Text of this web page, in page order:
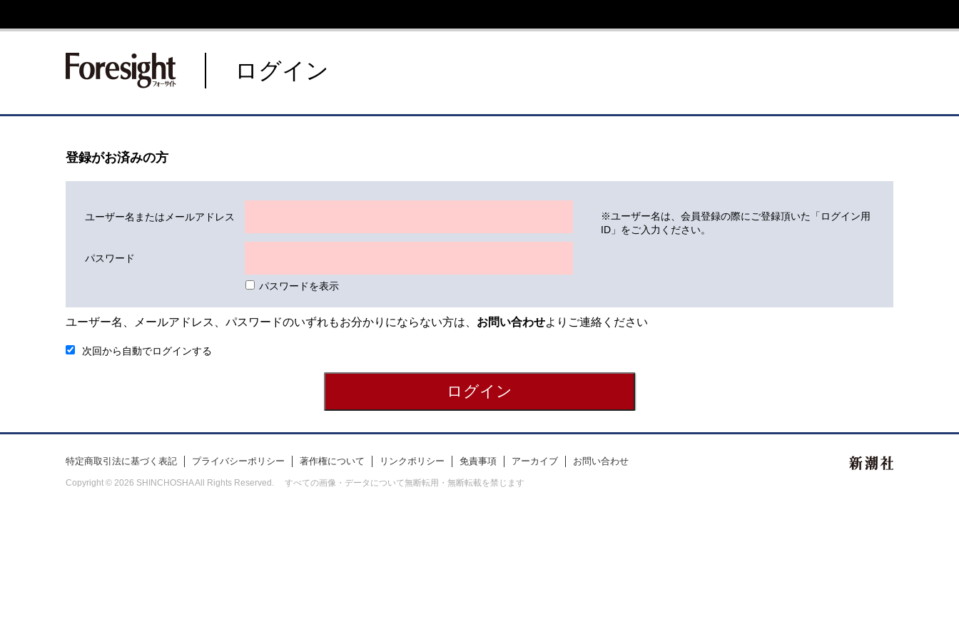
新潮社 Foresight フォーサイト
ログイン
登録がお済みの方
ユーザー名またはメールアドレス
パスワード
パスワードを表示
※ユーザー名は、会員登録の際にご登録頂いた「ログイン用
ID」をご入力ください。
ユーザー名、メールアドレス、パスワードのいずれもお分かりにならない方は、 お問い合わせよりご連絡ください
次回から自動でログインする
特定商取引法に基づく表記 プライバシーポリシー 著作権について リンクポリシー 免責事項 アーカイブ お問い合わせ
Copyright © 2026 SHINCHOSHA All Rights Reserved. すべての画像・データについて無断転用・無断転載を禁じます